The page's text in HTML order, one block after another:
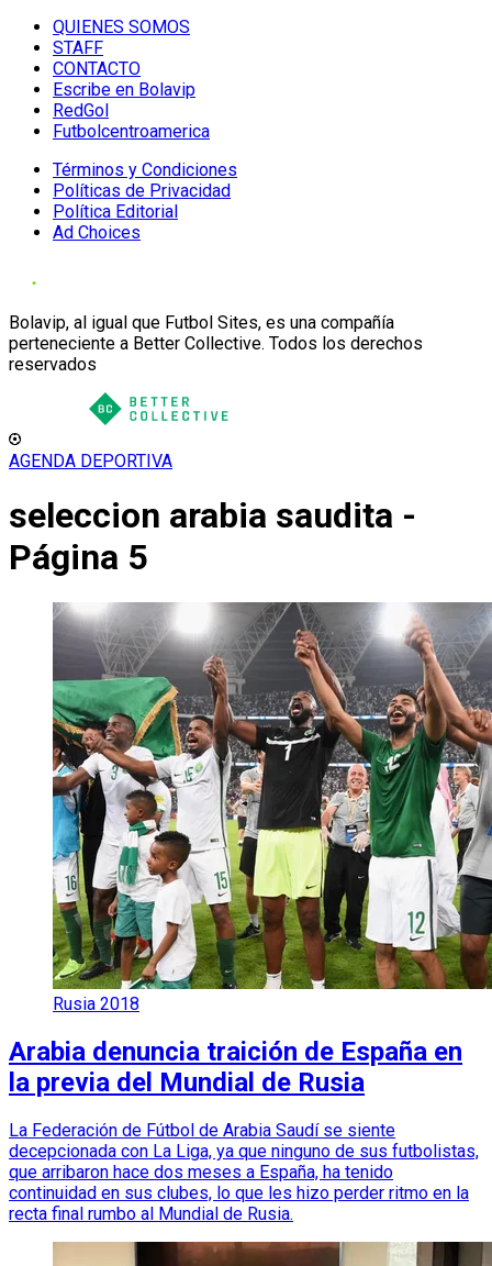
QUIENES SOMOS
STAFF
CONTACTO
Escribe en Bolavip
RedGol
Futbolcentroamerica
Términos y Condiciones
Políticas de Privacidad
Política Editorial
Ad Choices
Bolavip, al igual que Futbol Sites, es una compañía
perteneciente a Better Collective. Todos los derechos
reservados
AGENDA DEPORTIVA
seleccion arabia saudita -
Página 5
Rusia 2018
Arabia denuncia traición de España en
la previa del Mundial de Rusia
La Federación de Fútbol de Arabia Saudí se siente
decepcionada con La Liga, ya que ninguno de sus futbolistas,
que arribaron hace dos meses a España, ha tenido
continuidad en sus clubes, lo que les hizo perder ritmo en la
recta final rumbo al Mundial de Rusia.